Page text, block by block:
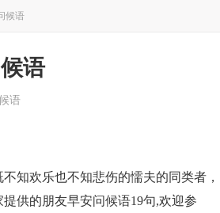
候语
语
语
欢乐也不知悲伤的懦夫的同类者，
供的朋友早安问候语19句,欢迎参